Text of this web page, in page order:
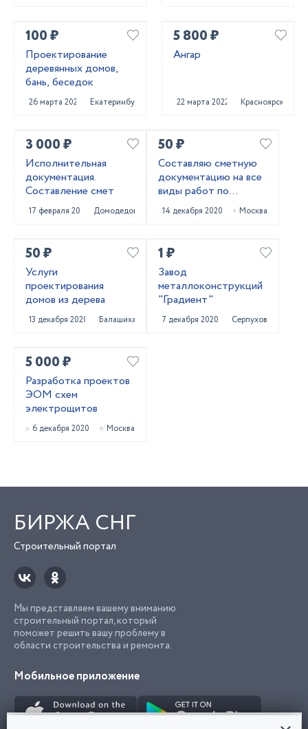
100 ₽
Проектирование
деревянных домов,
бань, беседок
26 марта 2022 Екатеринбург
5 800 ₽
Ангар
22 марта 2022 Красноярск
3 000 ₽
Исполнительная
документация.
Составление смет
17 февраля 2022 Домодедово
50 ₽
Составляю сметную
документацию на все
виды работ по
объектам любой
сложности
14 декабря 2020 Москва
50 ₽
Услуги
проектирования
домов из дерева
13 декабря 2020 Балашиха
1 ₽
Завод
металлоконструкций
"Градиент"
7 декабря 2020 Серпухов
5 000 ₽
Разработка проектов
ЭОМ схем
электрощитов
6 декабря 2020 Москва
БИРЖА СНГ
Строительный портал
Мы представляем вашему вниманию
строительный портал, который
поможет решить вашу проблему в
области строительства и ремонта.
Мобильное приложение